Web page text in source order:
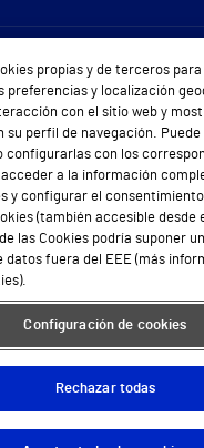
Sobre Vithas
Quiénes somos
Trabajar en Vithas
Teléfono Cita Médica
Teléfono Atención al
de seguridad y salud en
Conoce a Supervita
cookies Política de privacidad Mapa
propias y de terceros
preferencias y localización
con el sitio web y
su perfil de navegación. Puede
configurarlas con los
acceder a la información
y configurar el
(también accesible desde
las Cookies podría suponer
datos fuera del EEE (más
Configuración de cookies
Rechazar todas